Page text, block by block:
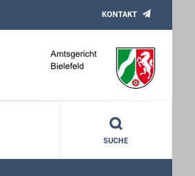
KONTAKT
SUCHE